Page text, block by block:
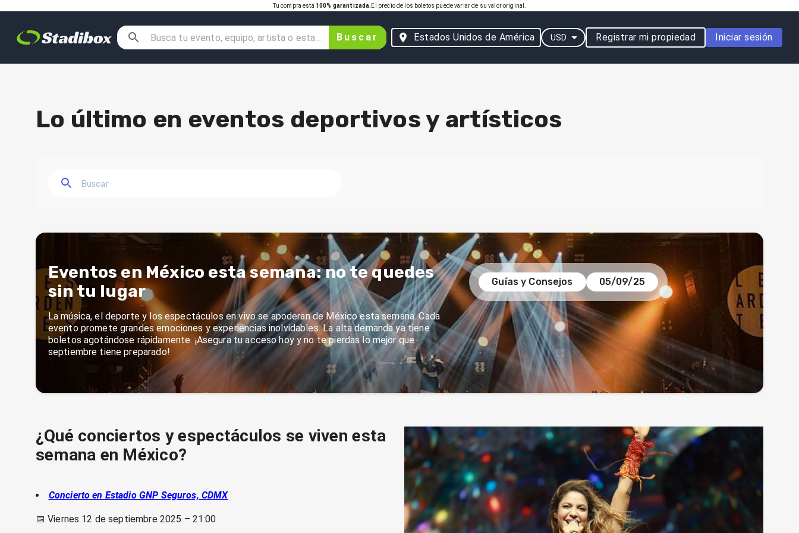
Tu compra está 100% garantizada. El precio de los boletos puede variar de su valor original.
Buscar Estados Unidos de América USD Registrar mi propiedad Iniciar sesión
Lo último en eventos deportivos y artísticos
Eventos en México esta semana: no te quedes
sin tu lugar
Guías y Consejos 05/09/25
La música, el deporte y los espectáculos en vivo se apoderan de México esta semana. Cada
evento promete grandes emociones y experiencias inolvidables. La alta demanda ya tiene
boletos agotándose rápidamente. ¡Asegura tu acceso hoy y no te pierdas lo mejor que
septiembre tiene preparado!
¿Qué conciertos y espectáculos se viven esta
semana en México?
Concierto en Estadio GNP Seguros, CDMX
📅 Viernes 12 de septiembre 2025 – 21:00